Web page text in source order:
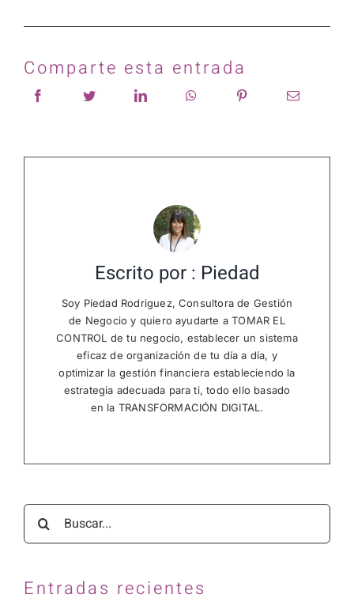
Comparte esta entrada
Escrito por : Piedad
Soy Piedad Rodriguez, Consultora de Gestión
de Negocio y quiero ayudarte a TOMAR EL
CONTROL de tu negocio, establecer un sistema
eficaz de organización de tu día a día, y
optimizar la gestión financiera estableciendo la
estrategia adecuada para ti, todo ello basado
en la TRANSFORMACIÓN DIGITAL.
Buscar:
Entradas recientes